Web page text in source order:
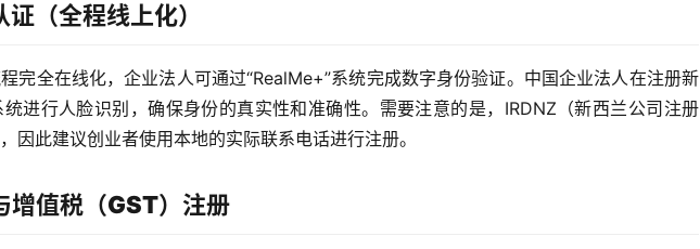
（全程线上化）
完全在线化，企业法人可通过“RealMe+”系统完成数字身份验证。中国企业法人在注册新
进行人脸识别，确保身份的真实性和准确性。需要注意的是，IRDNZ（新西兰公司注册
因此建议创业者使用本地的实际联系电话进行注册。
值税（GST）注册